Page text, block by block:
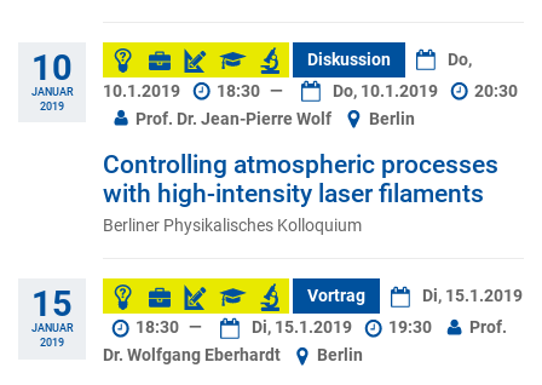
10
JANUAR
2019
Diskussion
Do,
10.1.2019
18:30 — Do, 10.1.2019
20:30
Prof. Dr. Jean-Pierre Wolf
Berlin
Controlling atmospheric processes
with high-intensity laser filaments
Berliner Physikalisches Kolloquium
15
JANUAR
2019
Vortrag
Di, 15.1.2019
18:30 — Di, 15.1.2019 19:30
Prof.
Dr. Wolfgang Eberhardt
Berlin